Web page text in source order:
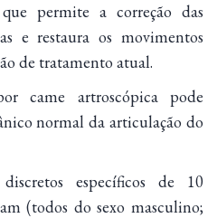
permite a correção das
e restaura os movimentos
de tratamento atual.
came artroscópica pode
normal da articulação do
específicos de 10
(todos do sexo masculino;